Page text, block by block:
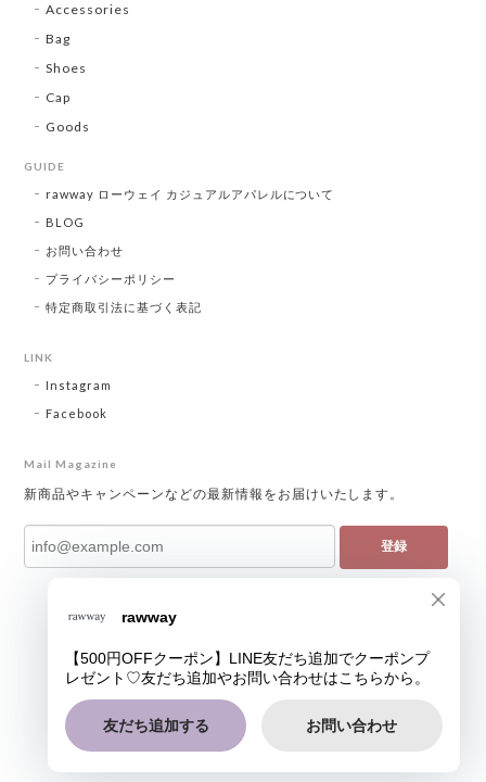
Accessories
Bag
Shoes
Cap
Goods
GUIDE
rawway ローウェイ カジュアルアパレルについて
BLOG
お問い合わせ
プライバシーポリシー
特定商取引法に基づく表記
LINK
Instagram
Facebook
Mail Magazine
新商品やキャンペーンなどの最新情報をお届けいたします。
登録